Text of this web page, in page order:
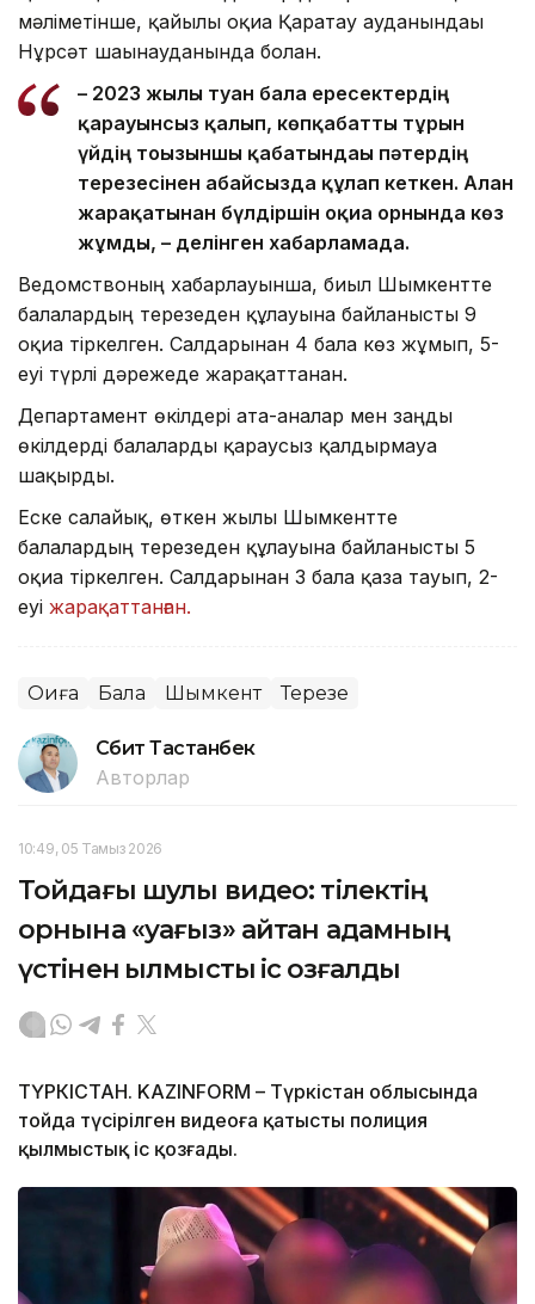
мәліметінше, қайғылы оқиға Қаратау ауданындағы
Нұрсәт шағынауданында болған.
– 2023 жылы туған бала ересектердің
қарауынсыз қалып, көпқабатты тұрғын
үйдің тоғызыншы қабатындағы пәтердің
терезесінен абайсызда құлап кеткен. Алған
жарақатынан бүлдіршін оқиға орнында көз
жұмды, – делінген хабарламада.
Ведомствоның хабарлауынша, биыл Шымкентте
балалардың терезеден құлауына байланысты 9
оқиға тіркелген. Салдарынан 4 бала көз жұмып, 5-
еуі түрлі дәрежеде жарақаттанған.
Департамент өкілдері ата-аналар мен заңды
өкілдерді балаларды қараусыз қалдырмауға
шақырды.
Еске салайық, өткен жылы Шымкентте
балалардың терезеден құлауына байланысты 5
оқиға тіркелген. Салдарынан 3 бала қаза тауып, 2-
еуі жарақаттанған.
Оқиға Бала Шымкент Терезе
Сәбит Тастанбек
Авторлар
10:49, 05 Тамыз 2026
Тойдағы шулы видео: тілектің
орнына «уағыз» айтқан адамның
үстінен қылмыстық іс қозғалды
ТҮРКІСТАН. KAZINFORM – Түркістан облысында
тойда түсірілген видеоға қатысты полиция
қылмыстық іс қозғады.